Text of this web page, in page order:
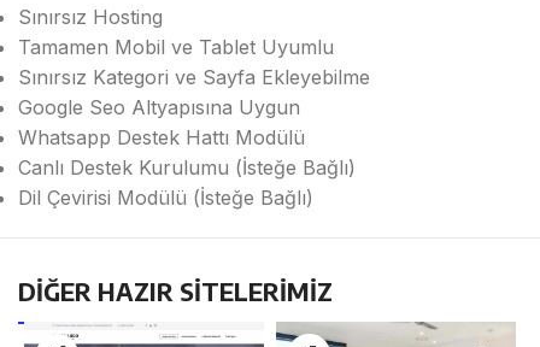
Sınırsız Hosting
Tamamen Mobil ve Tablet Uyumlu
Sınırsız Kategori ve Sayfa Ekleyebilme
Google Seo Altyapısına Uygun
Whatsapp Destek Hattı Modülü
Canlı Destek Kurulumu (İsteğe Bağlı)
Dil Çevirisi Modülü (İsteğe Bağlı)
DİĞER HAZIR SİTELERİMİZ